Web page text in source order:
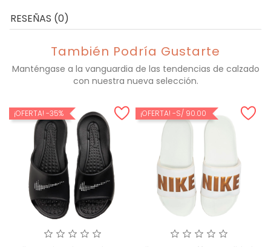
RESEÑAS (0)
También Podría Gustarte
Manténgase a la vanguardia de las tendencias de calzado
con nuestra nueva selección.
¡OFERTA! -35% ¡OFERTA! -S/ 90.00